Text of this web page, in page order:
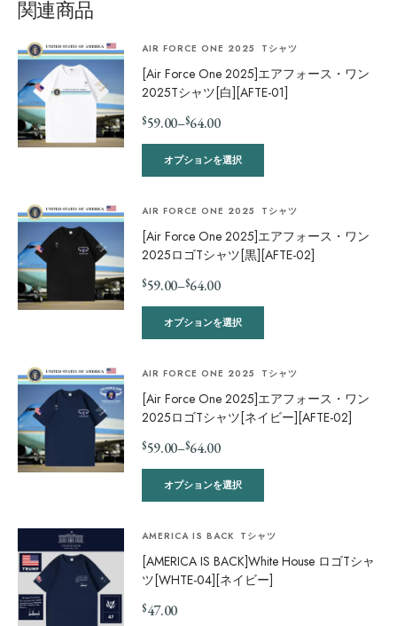
関連商品
AIR FORCE ONE 2025 Tシャツ
[Air Force One 2025]エアフォース・ワン
2025Tシャツ[白][AFTE-01]
$59.00–$64.00
オプションを選択
AIR FORCE ONE 2025 Tシャツ
[Air Force One 2025]エアフォース・ワン
2025ロゴTシャツ[黒][AFTE-02]
$59.00–$64.00
オプションを選択
AIR FORCE ONE 2025 Tシャツ
[Air Force One 2025]エアフォース・ワン
2025ロゴTシャツ[ネイビー][AFTE-02]
$59.00–$64.00
オプションを選択
AMERICA IS BACK Tシャツ
[AMERICA IS BACK]White House ロゴTシャ
ツ[WHTE-04][ネイビー]
$47.00